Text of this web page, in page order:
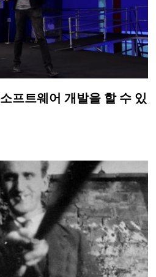
프트웨어 개발을 할 수 있